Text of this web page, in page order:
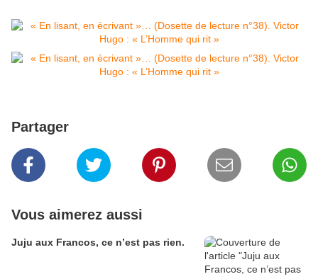
Partager
Vous aimerez aussi
Juju aux Francos, ce n’est pas rien.